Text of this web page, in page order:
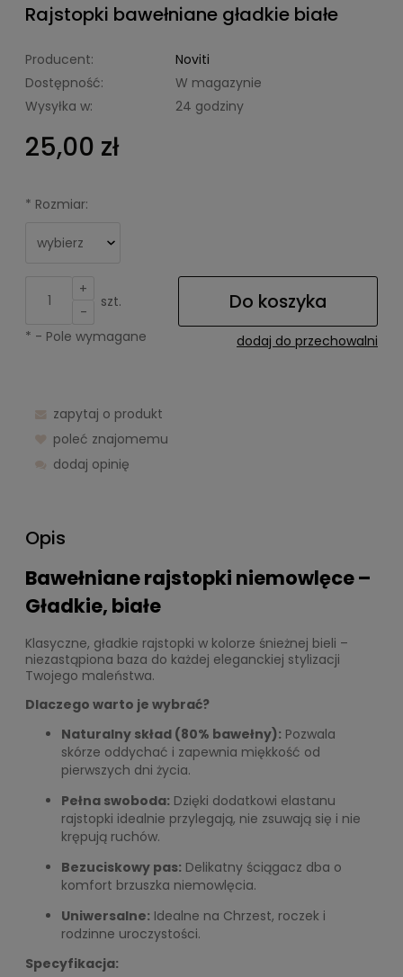
Rajstopki bawełniane gładkie białe
Producent:
Noviti
Dostępność:
W magazynie
Wysyłka w:
24 godziny
25,00 zł
* Rozmiar:
+
-
szt. Do koszyka
dodaj do przechowalni
* - Pole wymagane
zapytaj o produkt
poleć znajomemu
dodaj opinię
Opis
Bawełniane rajstopki niemowlęce –
Gładkie, białe
Klasyczne, gładkie rajstopki w kolorze śnieżnej bieli –
niezastąpiona baza do każdej eleganckiej stylizacji
Twojego maleństwa.
Dlaczego warto je wybrać?
Naturalny skład (80% bawełny): Pozwala
skórze oddychać i zapewnia miękkość od
pierwszych dni życia.
Pełna swoboda: Dzięki dodatkowi elastanu
rajstopki idealnie przylegają, nie zsuwają się i nie
krępują ruchów.
Bezuciskowy pas: Delikatny ściągacz dba o
komfort brzuszka niemowlęcia.
Uniwersalne: Idealne na Chrzest, roczek i
rodzinne uroczystości.
Specyfikacja: